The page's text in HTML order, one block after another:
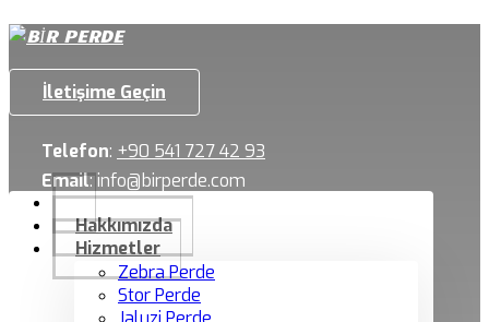
İletişime Geçin
Telefon: +90 541 727 42 93
Email:info@birperde.com
Hakkımızda
Hizmetler
Zebra Perde
Stor Perde